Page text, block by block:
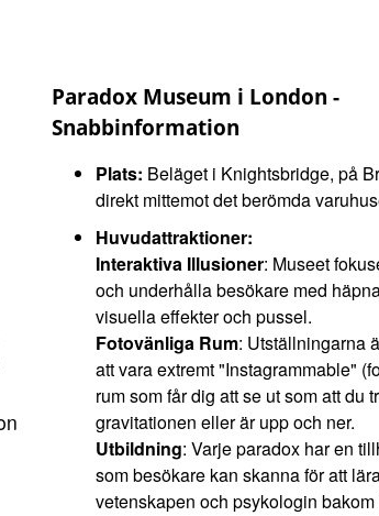
Paradox Museum i London -
Snabbinformation
Plats: Beläget i Knightsbridge, på
direkt mittemot det berömda
Huvudattraktioner:
Interaktiva Illusioner: Museet
och underhålla besökare med
visuella effekter och pussel.
Fotovänliga Rum: Utställningarna
att vara extremt "Instagrammable"
rum som får dig att se ut som att du
gravitationen eller är upp och ner.
Utbildning: Varje paradox har en
som besökare kan skanna för att
vetenskapen och psykologin